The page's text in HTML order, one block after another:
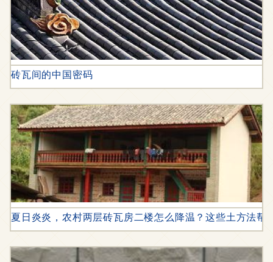
砖瓦间的中国密码
夏日炎炎，农村两层砖瓦房二楼怎么降温？这些土方法帮